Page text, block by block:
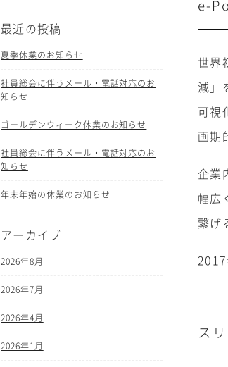
e-
世界
減」
可視
画期
企業
幅広
繋げ
2017
ス
最近の投稿
夏季休業のお知らせ
社員総会に伴うメール・電話対応のお
知らせ
ゴールデンウィーク休業のお知らせ
社員総会に伴うメール・電話対応のお
知らせ
年末年始の休業のお知らせ
アーカイブ
2026年8月
2026年7月
2026年4月
2026年1月